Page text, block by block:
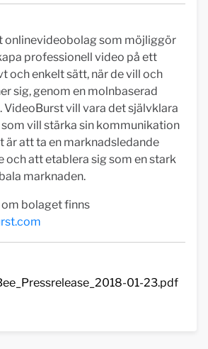
onlinevideobolag som möjliggör
professionell video på ett
och enkelt sätt, när de vill och
sig, genom en molnbaserad
vill vara det självklara
vill stärka sin kommunikation
är att ta en marknadsledande
och att etablera sig som en stark
marknaden.
bolaget finns
01-23.pdf